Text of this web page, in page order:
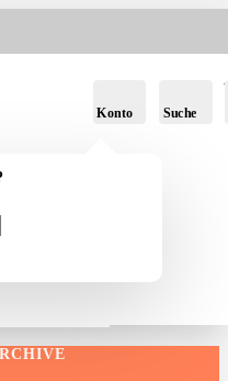
Konto Suche